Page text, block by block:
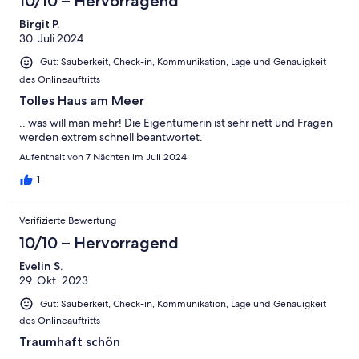
Birgit P.
30. Juli 2024
Gut: Sauberkeit, Check-in, Kommunikation, Lage und Genauigkeit
des Onlineauftritts
Tolles Haus am Meer
.. was will man mehr! Die Eigentümerin ist sehr nett und Fragen
werden extrem schnell beantwortet.
Aufenthalt von 7 Nächten im Juli 2024
1
Verifizierte Bewertung
10/10 – Hervorragend
Evelin S.
29. Okt. 2023
Gut: Sauberkeit, Check-in, Kommunikation, Lage und Genauigkeit
des Onlineauftritts
Traumhaft schön